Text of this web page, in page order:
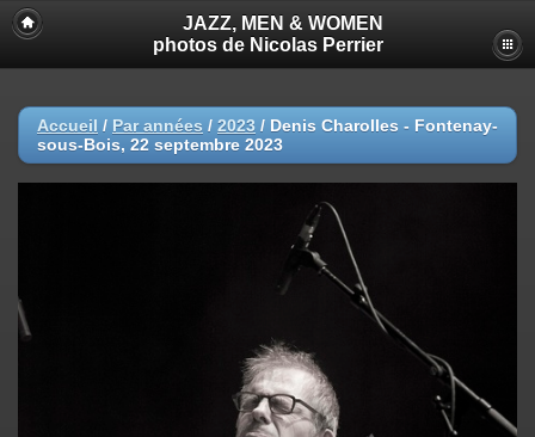
JAZZ, MEN & WOMEN
photos de Nicolas Perrier
Accueil / Par années / 2023 / Denis Charolles - Fontenay-
sous-Bois, 22 septembre 2023